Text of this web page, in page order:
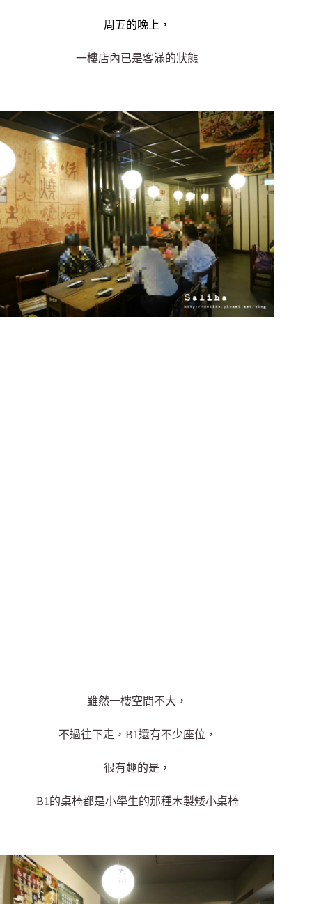
周五的晚上，
一樓店內已是客滿的狀態
雖然一樓空間不大，
不過往下走，B1還有不少座位，
很有趣的是，
B1的桌椅都是小學生的那種木製矮小桌椅